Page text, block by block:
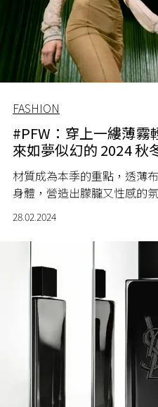
FASHION
#PFW：穿上一縷薄
來如夢似幻的 2024 秋
材質成為本季的重點，透薄
身體，營造出朦朧又性感的
28.02.2024